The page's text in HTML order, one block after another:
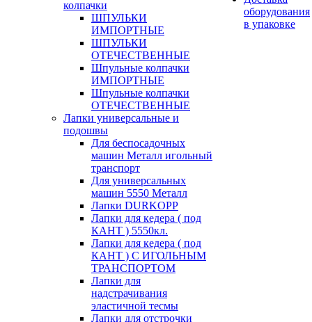
колпачки
ШПУЛЬКИ
ИМПОРТНЫЕ
ШПУЛЬКИ
ОТЕЧЕСТВЕННЫЕ
Шпульные колпачки
ИМПОРТНЫЕ
Шпульные колпачки
ОТЕЧЕСТВЕННЫЕ
Лапки универсальные и
подошвы
Для беспосадочных
машин Металл игольный
транспорт
Для универсальных
машин 5550 Металл
Лапки DURKOPP
Лапки для кедера ( под
КАНТ ) 5550кл.
Лапки для кедера ( под
КАНТ ) С ИГОЛЬНЫМ
ТРАНСПОРТОМ
Лапки для
надстрачивания
эластичной тесмы
Лапки для отстрочки
оборудования
в упаковке